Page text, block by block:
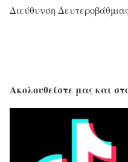
Διεύθυνση
Ακολουθείστε μας και